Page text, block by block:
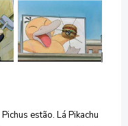
estão. Lá Pikachu